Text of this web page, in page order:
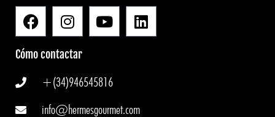
Cómo contactar
+(34)946545816
info@hermesgourmet.com